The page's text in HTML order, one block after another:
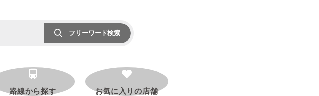
フリーワード検索
路線から探す お気に入りの店舗